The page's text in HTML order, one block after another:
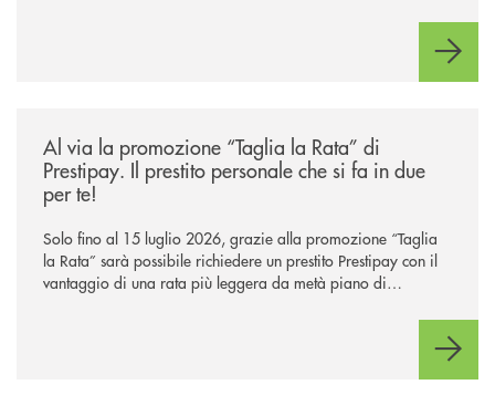
Al via la promozione “Taglia la Rata” di
Prestipay. Il prestito personale che si fa in due
per te!
Solo fino al 15 luglio 2026, grazie alla promozione “Taglia
la Rata” sarà possibile richiedere un prestito Prestipay con il
vantaggio di una rata più leggera da metà piano di